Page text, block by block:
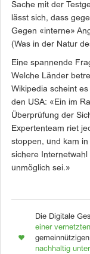
Sache mit der
lässt sich, dass
Gegen «interne»
(Was in der Natur
Eine spannende
Welche Länder
Wikipedia scheint
den USA: «Ein im
Überprüfung der
Expertenteam riet
stoppen, und kam
sichere
unmöglich sei.»
Die Digitale
einer
nachhaltig